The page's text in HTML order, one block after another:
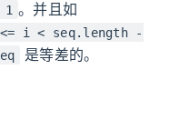
。并且如
i < seq.length -
是等差的。